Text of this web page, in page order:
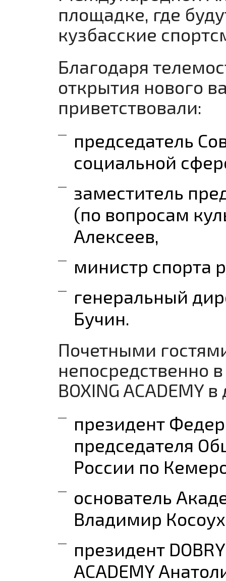
площадке, где
кузбасские
Благодаря
открытия нового
приветствовали:
председатель
социальной
заместитель
(по вопросам
Алексеев,
министр спорта
генеральный
Бучин.
Почетными
непосредственно в
BOXING ACADEMY
президент
председателя
России по
основатель
Владимир
президент
ACADEMY